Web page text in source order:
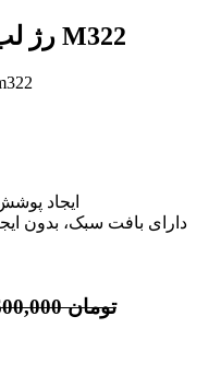
رژ لب مایع مات این لی شماره M322
ایجاد
دارای بافت سبک، بدون
تومان